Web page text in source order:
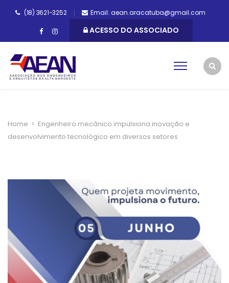
(18) 3621-3252 Email: aean.aracatuba@gmail.com
ACESSO DO ASSOCIADO
Home > Engenheiro mecânico impulsiona inovação e
desenvolvimento tecnológico em diversos setores